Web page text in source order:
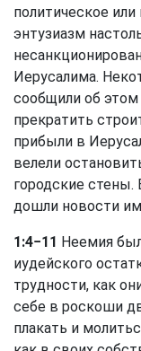
политическое
энтузиазм
Иерусалима.
сообщили об этом
прекратить
прибыли в
велели
городские стены.
дошли новости
1:4−11 Неемия
иудейского
трудности, как
себе в роскоши
плакать и